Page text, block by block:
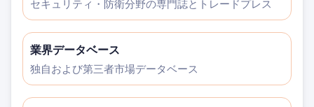
セキュリティ・防衛分野の専門誌とトレードプレス
業界データベース
独自および第三者市場データベース